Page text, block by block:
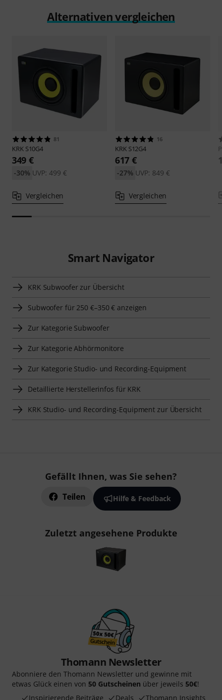
Alternativen vergleichen
81
KRK S10G4
349 €
UVP: 499 €
-30%
Vergleichen
16
KRK S12G4
617 €
UVP: 849 €
-27%
Vergleichen
Smart Navigator
KRK Subwoofer zur Übersicht
Subwoofer für 250 €–350 € anzeigen
Zur Kategorie Subwoofer
Zur Kategorie Abhörmonitore
Zur Kategorie Studio- und Recording-Equipment
Detaillierte Herstellerinfos für KRK
KRK Studio- und Recording-Equipment zur Übersicht
Gefällt Ihnen, was Sie sehen?
Teilen Hilfe & Feedback
Zuletzt angesehene Produkte
Thomann Newsletter
Abonniere den Thomann Newsletter und gewinne mit
etwas Glück einen von 50 Gutscheinen über jeweils 50€!
Inspirierende Beiträge
Deals Thomann Insights